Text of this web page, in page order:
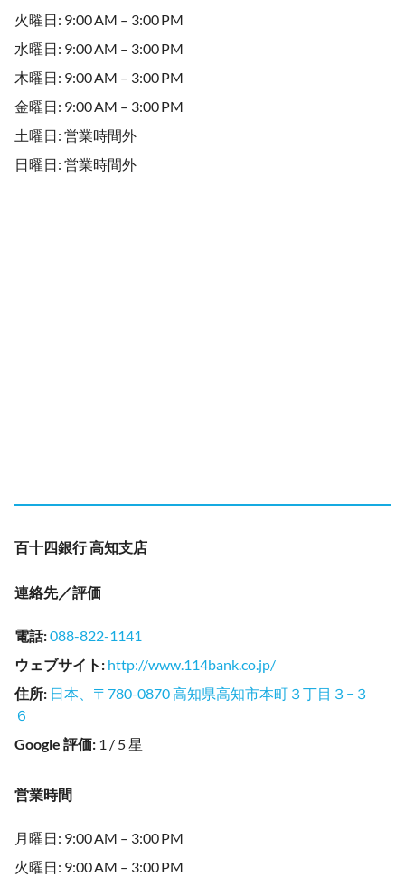
火曜日: 9:00 AM – 3:00 PM
水曜日: 9:00 AM – 3:00 PM
木曜日: 9:00 AM – 3:00 PM
金曜日: 9:00 AM – 3:00 PM
土曜日: 営業時間外
日曜日: 営業時間外
百十四銀行 高知支店
連絡先／評価
電話:088-822-1141
ウェブサイト : http://www.114bank.co.jp/
住所: 日本、〒780-0870 高知県高知市本町３丁目３−３
６
Google 評価: 1 / 5 星
営業時間
月曜日: 9:00 AM – 3:00 PM
火曜日: 9:00 AM – 3:00 PM